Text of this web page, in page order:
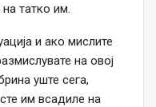
татко им.
и ако мислите
на овој
уште сега,
им всадиле на